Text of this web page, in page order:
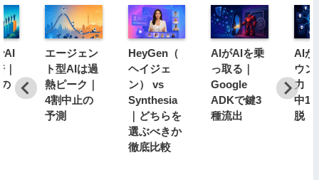
AI
エージェン
ト型AIは過
熱ピーク｜
4割中止の
予測
HeyGen（
ヘイジェ
ン） vs
Synthesia
｜どちらを
選ぶべきか
徹底比較
AIがAIを乗
っ取る｜
Google
ADKで鍵3
種流出
AIが
ウン
力｜
中19
脱